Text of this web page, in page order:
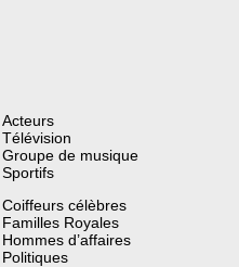
Acteurs
Télévision
Groupe de musique
Sportifs
Coiffeurs célèbres
Familles Royales
Hommes d’affaires
Politiques